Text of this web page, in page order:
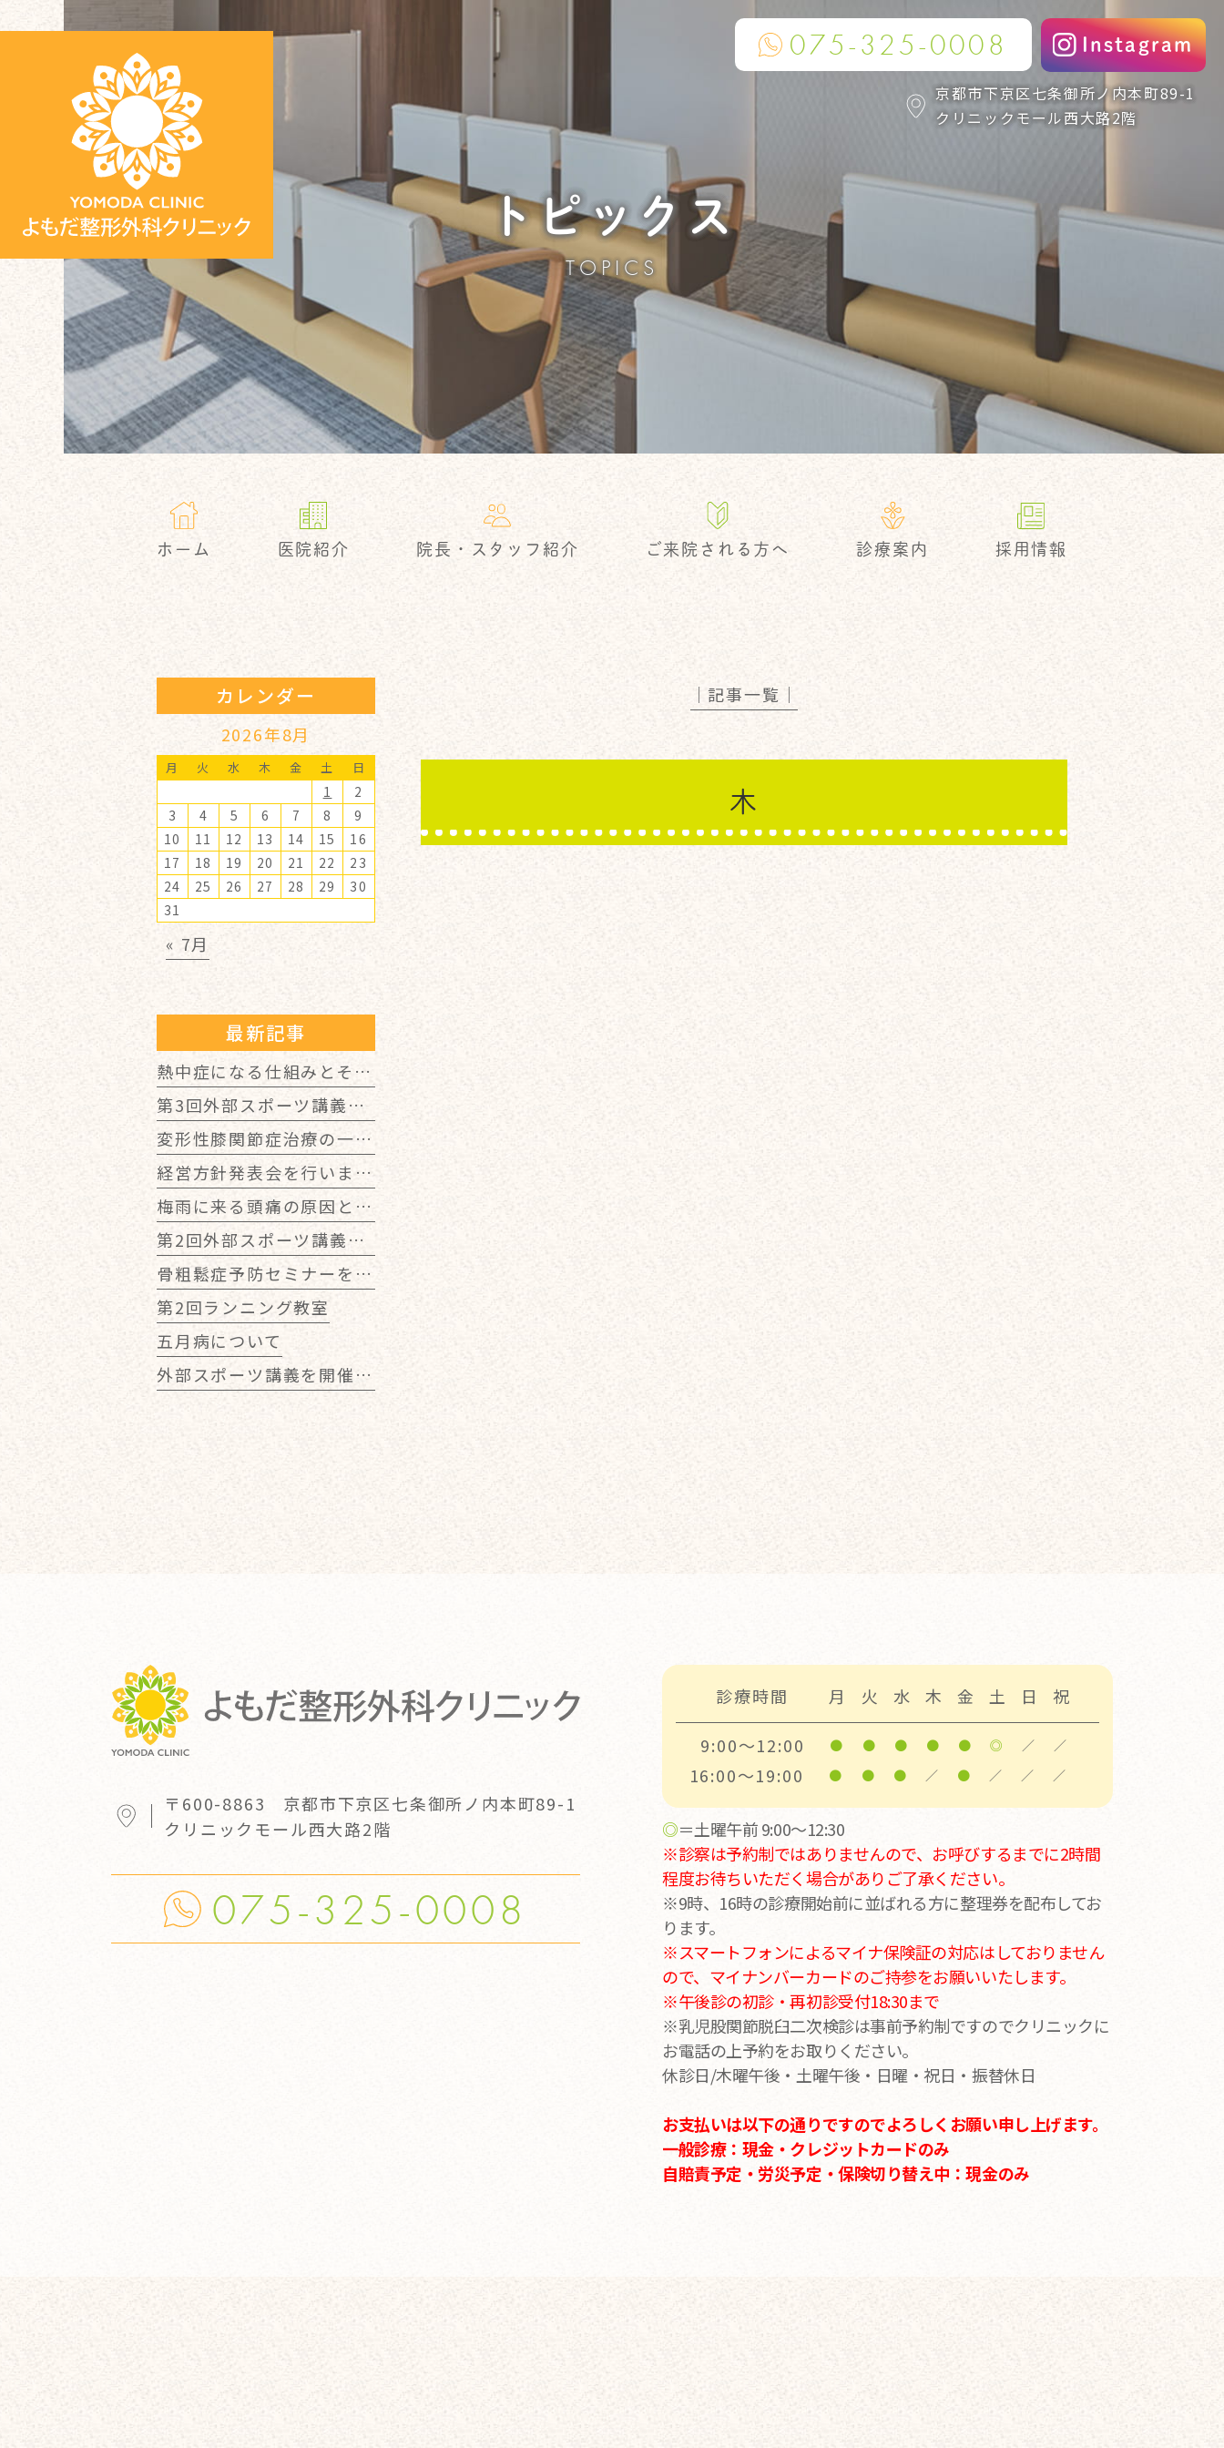
075-325-0008 Instagram
京都市下京区七条御所ノ内本町89-1
クリニックモール西大路2階
トピックス
TOPICS
ホーム 医院紹介 院長・スタッフ紹介 ご来院される方へ 診療案内 採用情報
│記事一覧│
木
カレンダー
2026年8月
月 火 水 木 金 土 日
1
2
3
4 5 6 7 8
9
10
11 12 13 14 15
16
17
18 19 20 21 22
23
24
25 26 27 28 29
30
31
« 7月
最新記事
熱中症になる仕組みとその予防について
第3回外部スポーツ講義を開催しました！
変形性膝関節症治療の一例の話
経営方針発表会を行いました！
梅雨に来る頭痛の原因と対策
第2回外部スポーツ講義を開催しました！
骨粗鬆症予防セミナーを行いました！
第2回ランニング教室
五月病について
外部スポーツ講義を開催しました！
〒600-8863 京都市下京区七条御所ノ内本町89-1
クリニックモール西大路2階
075-325-0008
診療時間 月 火 水 木 金 土 日 祝
9:00～12:00 ● ● ● ● ● ◎ ／ ／
16:00～19:00 ● ● ● ／ ● ／ ／ ／
◎＝土曜午前 9:00～12:30
※診察は予約制ではありませんので、お呼びするまでに2時間
程度お待ちいただく場合がありご了承ください。
※9時、16時の診療開始前に並ばれる方に整理券を配布してお
ります。
※スマートフォンによるマイナ保険証の対応はしておりません
ので、マイナンバーカードのご持参をお願いいたします。
※午後診の初診・再初診受付18:30まで
※乳児股関節脱臼二次検診は事前予約制ですのでクリニックに
お電話の上予約をお取りください。
休診日/木曜午後・土曜午後・日曜・祝日・振替休日
お支払いは以下の通りですのでよろしくお願い申し上げます。
一般診療：現金・クレジットカードのみ
自賠責予定・労災予定・保険切り替え中：現金のみ